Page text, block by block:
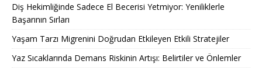
Diş Hekimliğinde Sadece El Becerisi Yetmiyor: Yeniliklerle
Başarının Sırları
Yaşam Tarzı Migrenini Doğrudan Etkileyen Etkili Stratejiler
Yaz Sıcaklarında Demans Riskinin Artışı: Belirtiler ve Önlemler